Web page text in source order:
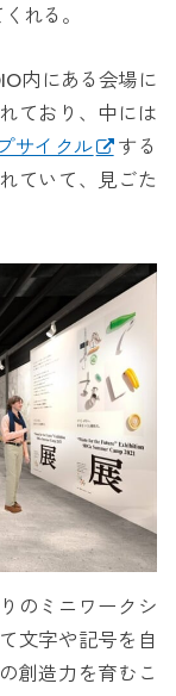
れる。
内にある会場に
ており、中には
サイクル
する
ていて、見ごた
のミニワークシ
文字や記号を自
創造力を育むこ